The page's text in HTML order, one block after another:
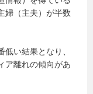
婦（主夫）が半数
い結果となり、
ア離れの傾向があ